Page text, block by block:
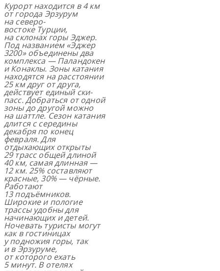
Курорт находится в 4 км
от города Эрзурум
на северо-
востоке Турции,
на склонах горы Эджер.
Под названием «Эджер
3200» объединены два
комплекса — Паландокен
и Конаклы. Зоны катания
находятся на расстоянии
25 км друг от друга,
действует единый ски-
пасс. Добраться от одной
зоны до другой можно
на шаттле. Сезон катания
длится с середины
декабря по конец
февраля. Для
отдыхающих открыты
29 трасс общей длиной
40 км, самая длинная —
12 км. 25% составляют
красные, 30% — чёрные.
Работают
13 подъёмников.
Широкие и пологие
трассы удобны для
начинающих и детей.
Ночевать туристы могут
как в гостиницах
у подножия горы, так
и в Эрзуруме,
от которого ехать
5 минут. В отелях